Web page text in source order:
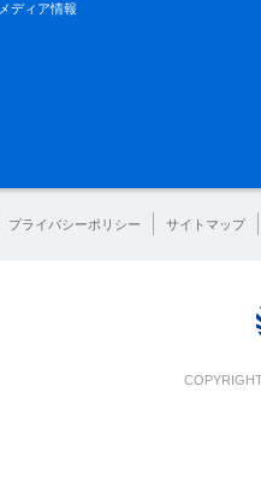
メディア情報
プライバシーポリシー サイトマップ